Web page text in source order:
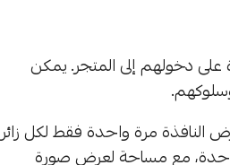
دخولهم إلى المتجر. يمكن
النافذة مرة واحدة فقط لكل زائر
واحدة، مع مساحة لعرض صورة